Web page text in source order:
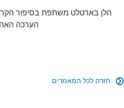
הלן בארטלט משתפת בסיפור
הערכה
חזרה לכל המאמרים 